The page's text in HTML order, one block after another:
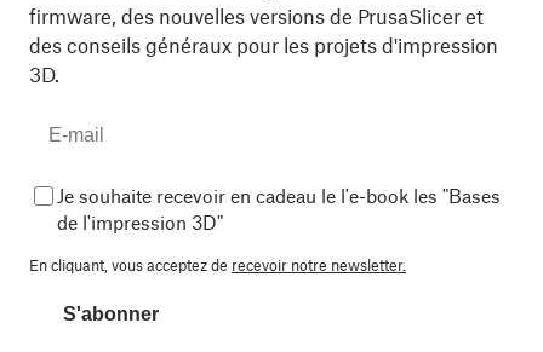
firmware, des nouvelles versions de PrusaSlicer et
des conseils généraux pour les projets d'impression
3D.
Je souhaite recevoir en cadeau le l'e-book les "Bases
de l'impression 3D"
En cliquant, vous acceptez de recevoir notre newsletter.
S'abonner